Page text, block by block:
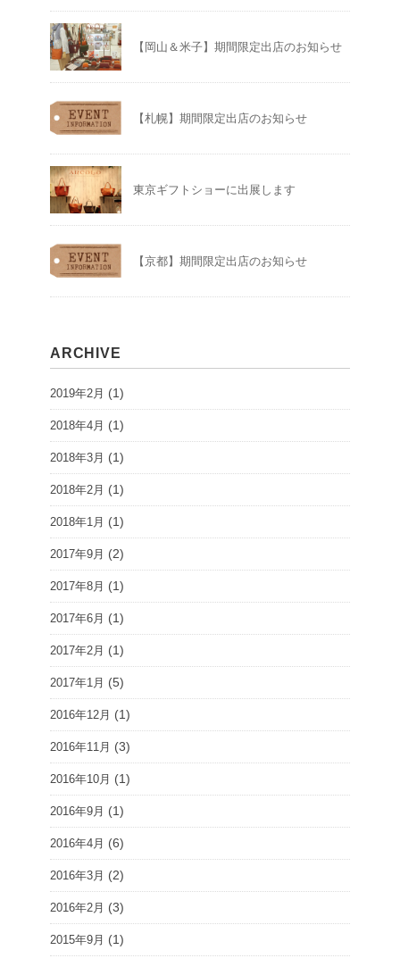
【岡山＆米子】期間限定出店のお知らせ
【札幌】期間限定出店のお知らせ
東京ギフトショーに出展します
【京都】期間限定出店のお知らせ
ARCHIVE
2019年2月 (1)
2018年4月 (1)
2018年3月 (1)
2018年2月 (1)
2018年1月 (1)
2017年9月 (2)
2017年8月 (1)
2017年6月 (1)
2017年2月 (1)
2017年1月 (5)
2016年12月 (1)
2016年11月 (3)
2016年10月 (1)
2016年9月 (1)
2016年4月 (6)
2016年3月 (2)
2016年2月 (3)
2015年9月 (1)